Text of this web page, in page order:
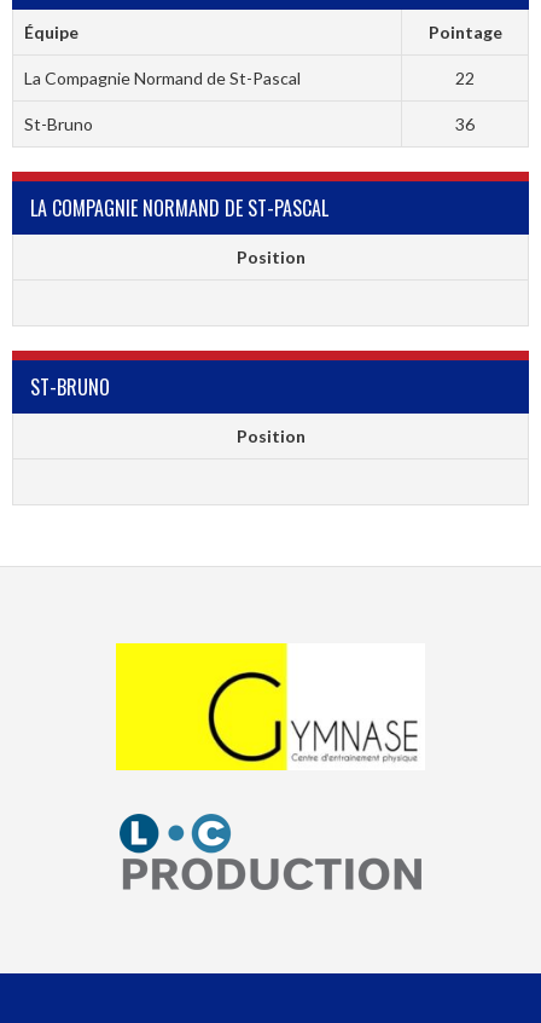
Équipe Pointage
La Compagnie Normand de St-Pascal 22
St-Bruno 36
LA COMPAGNIE NORMAND DE ST-PASCAL
Position
ST-BRUNO
Position